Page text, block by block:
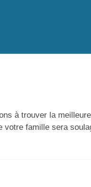
à trouver la
famille sera